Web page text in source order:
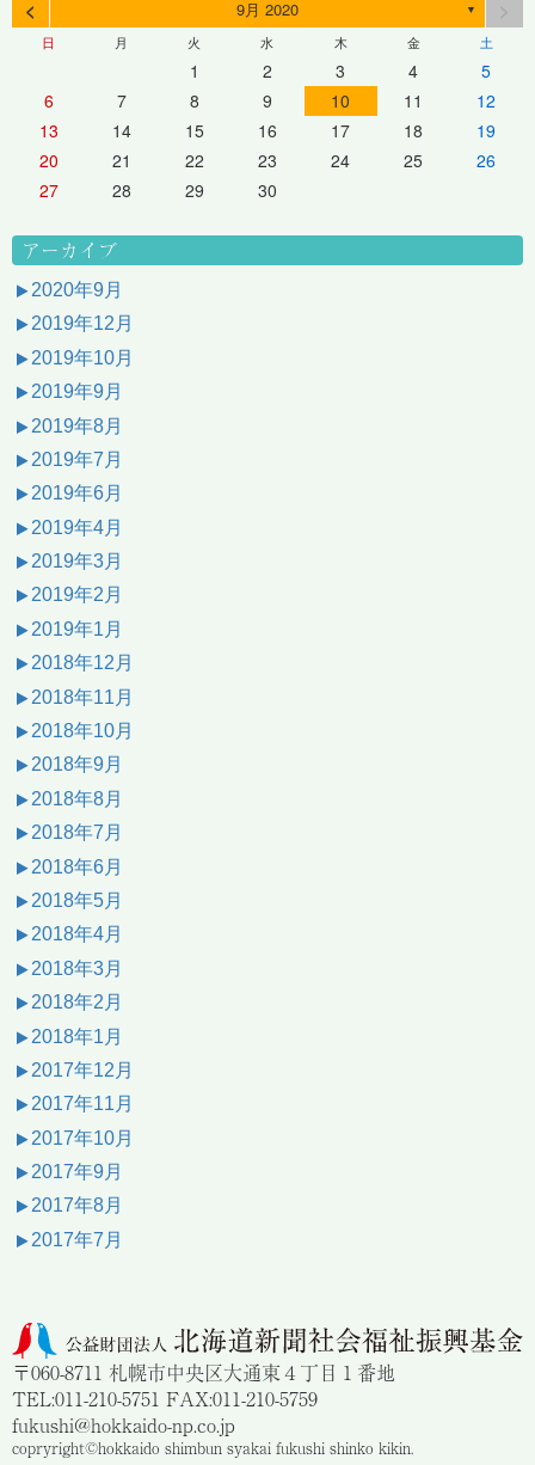
< 9月 2020 ▼
日 月 火 水 木 金 土
1 2 3 4
5
6
7 8 9 10 11
12
13
14 15 16 17 18
19
20
21 22 23 24 25
26
27
28 29 30
アーカイブ
2020年9月
2019年12月
2019年10月
2019年9月
2019年8月
2019年7月
2019年6月
2019年4月
2019年3月
2019年2月
2019年1月
2018年12月
2018年11月
2018年10月
2018年9月
2018年8月
2018年7月
2018年6月
2018年5月
2018年4月
2018年3月
2018年2月
2018年1月
2017年12月
2017年11月
2017年10月
2017年9月
2017年8月
2017年7月
〒060-8711 札幌市中央区大通東４丁目１番地
TEL:011-210-5751 FAX:011-210-5759
fukushi@hokkaido-np.co.jp
copryright©hokkaido shimbun syakai fukushi shinko kikin.